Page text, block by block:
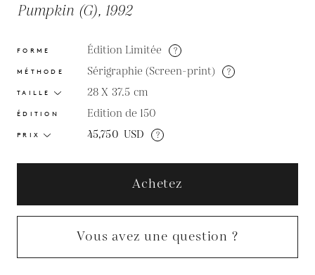
Pumpkin (G), 1992
FORME Édition Limitée ?
MÉTHODE Sérigraphie (Screen-print) ?
TAILLE 28 X 37.5 cm
ÉDITION Edition de 150
PRIX 45,750 USD ?
Achetez
Vous avez une question ?